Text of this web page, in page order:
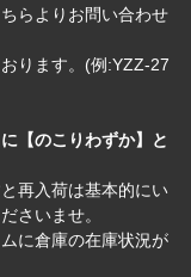
ら よりお問い合わせ
ります。(例:YZZ-27
【のこりわずか】と
再入荷は基本的にい
さいませ。
に倉庫の在庫状況が